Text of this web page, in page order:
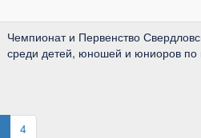
Чемпионат и Первенство
среди детей, юношей и юниоров по
4